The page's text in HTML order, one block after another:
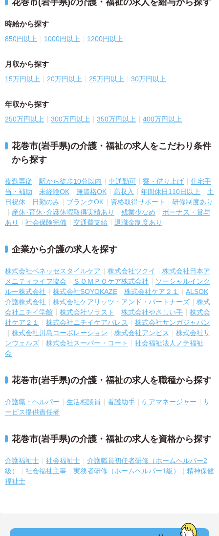
花巻市(岩手県)の介護・福祉の求人を給与から探す
時給から探す
850円以上 1000円以上 1200円以上
月収から探す
15万円以上 20万円以上 25万円以上 30万円以上
年収から探す
250万円以上 300万円以上 350万円以上 400万円以上
花巻市(岩手県)の介護・福祉の求人をこだわり条件
から探す
夜勤専従 駅から徒歩10分以内 車通勤可 寮・借り上げ
住宅手
当・補助
未経験OK 無資格OK 高収入 年間休日110日以上
土
日祝休
日勤のみ ブランクOK 資格取得サポート
研修制度あり
産休･育休･介護休暇取得実績あり
残業少なめ
ボーナス・賞与
あり
社会保険完備 交通費支給 退職金制度あり
企業から介護の求人を探す
株式会社ベネッセスタイルケア 株式会社ツクイ
株式会社日本ア
メニティライフ協会
ＳＯＭＰＯケア株式会社
ソーシャルインク
ルー株式会社
株式会社SOYOKAZE 株式会社ケア２１
ALSOK
介護株式会社
株式会社ケアリッツ・アンド・パートナーズ
株式
会社ニチイ学館
株式会社ソラスト 株式会社やさしい手
株式会
社ケア２１
株式会社ニチイケアパレス
株式会社サンガジャパン
株式会社川島コーポレーション
株式会社アンビス
株式会社サ
ンウェルズ
株式会社スーパー・コート
社会福祉法人ノテ福祉
会
花巻市(岩手県)の介護・福祉の求人を職種から探す
介護職・ヘルパー 生活相談員 看護助手 ケアマネージャー
サ
ービス提供責任者
花巻市(岩手県)の介護・福祉の求人を資格から探す
介護福祉士 社会福祉士
介護職員初任者研修（ホームヘルパー2
級）
社会福祉主事 実務者研修（ホームヘルパー1級）
精神保健
福祉士